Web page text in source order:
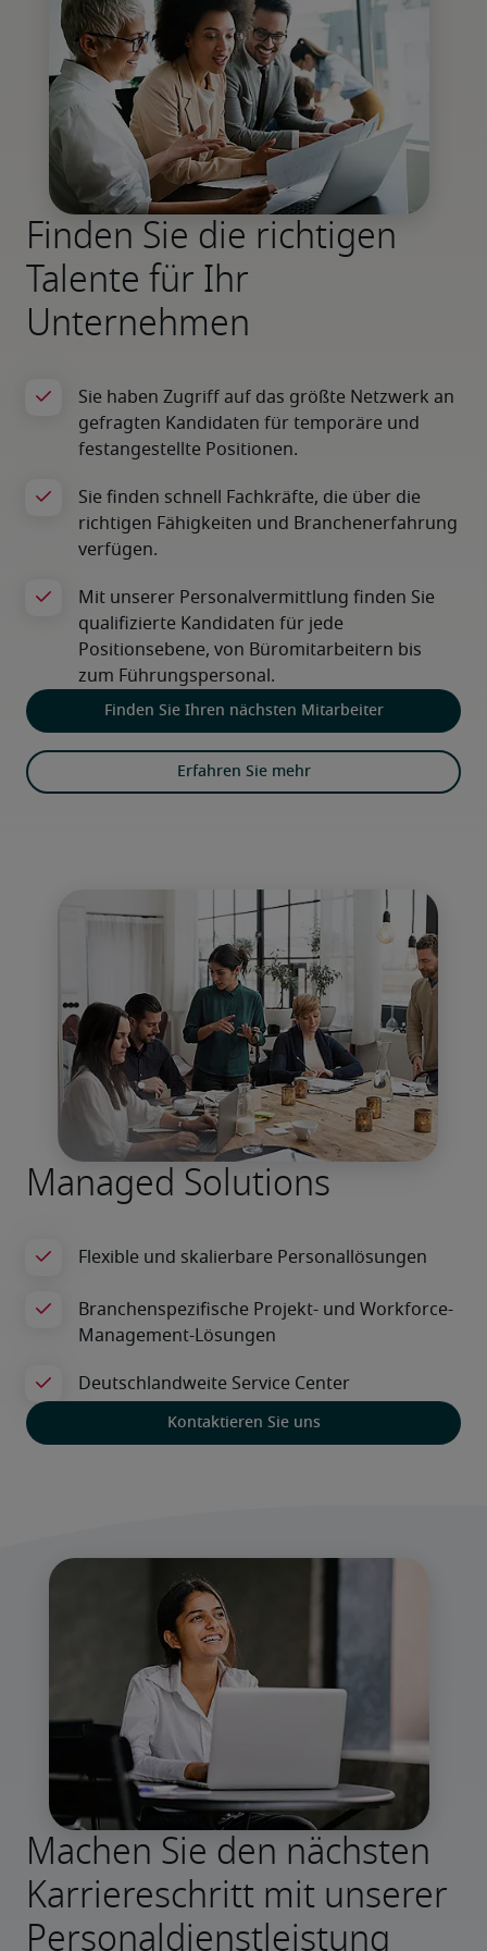
Finden Sie die richtigen
Talente für Ihr
Unternehmen
Finden Sie Ihren nächsten Mitarbeiter
Erfahren Sie mehr
Managed Solutions
Kontaktieren Sie uns
Machen Sie den nächsten
Karriereschritt mit unserer
Personaldienstleistung